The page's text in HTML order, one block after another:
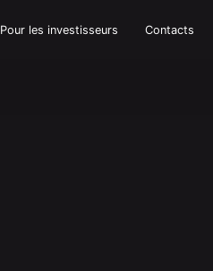
Pour les investisseurs Contacts